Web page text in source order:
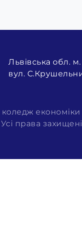
Львівська обл.
вул.
економіки
Усі права